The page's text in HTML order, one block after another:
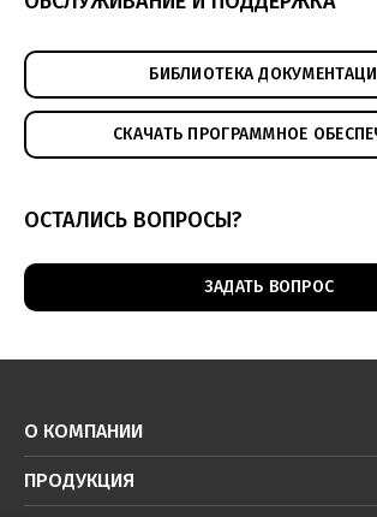
Техническое зрение - решения
БИБЛИОТЕКА
СКАЧАТЬ ПРОГРАММНОЕ
ОСТАЛИСЬ ВОПРОСЫ?
ЗАДАТЬ ВОПРОС
О КОМПАНИИ
ПРОДУКЦИЯ